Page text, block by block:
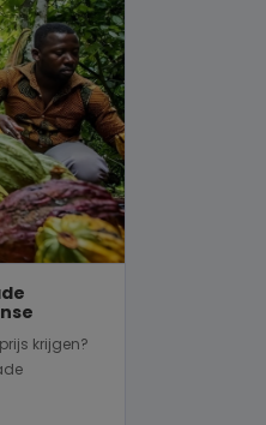
krijgen?